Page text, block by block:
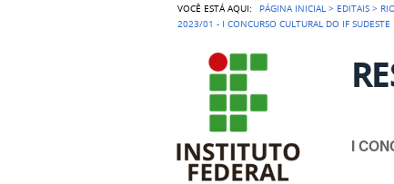
VOCÊ ESTÁ AQUI: PÁGINA INICIAL > EDITAIS >
2023/01 - I CONCURSO CULTURAL DO IF
I